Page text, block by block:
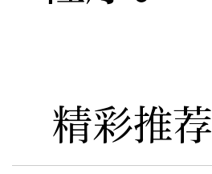
精彩推荐